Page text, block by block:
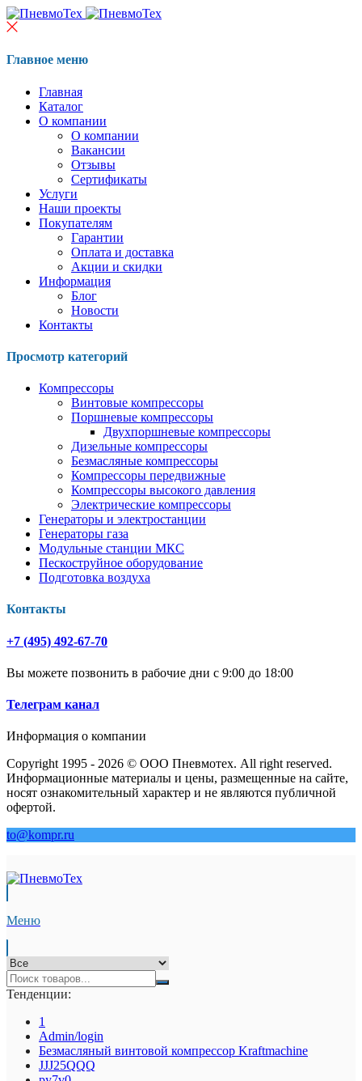
Главное меню
Главная
Каталог
О компании
О компании
Вакансии
Отзывы
Сертификаты
Услуги
Наши проекты
Покупателям
Гарантии
Оплата и доставка
Акции и скидки
Информация
Блог
Новости
Контакты
Просмотр категорий
Компрессоры
Винтовые компрессоры
Поршневые компрессоры
Двухпоршневые компрессоры
Дизельные компрессоры
Безмасляные компрессоры
Компрессоры передвижные
Компрессоры высокого давления
Электрические компрессоры
Генераторы и электростанции
Генераторы газа
Модульные станции МКС
Пескоструйное оборудование
Подготовка воздуха
Контакты
+7 (495) 492-67-70
Вы можете позвонить в рабочие дни с 9:00 до 18:00
Телеграм канал
Информация о компании
Copyright 1995 - 2026 © ООО Пневмотех. All right reserved.
Информационные материалы и цены, размещенные на сайте,
носят ознакомительный характер и не являются публичной
офертой.
to@kompr.ru
Меню
Тенденции:
1
Admin/login
Безмасляный винтовой компрессор Kraftmaсhine
JJJ25QQQ